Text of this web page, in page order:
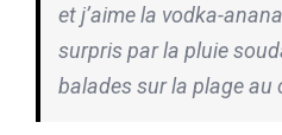
et j’aime la vodka-
surpris par la pluie
balades sur la plage au